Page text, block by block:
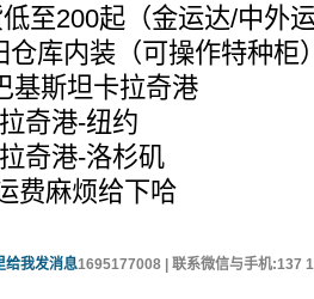
至200起（金运达/中外
仓库内装（可操作特种柜
基斯坦卡拉奇港
奇港-纽约
奇港-洛杉矶
费麻烦给下哈
1695177008 | 联系微信与手机:137